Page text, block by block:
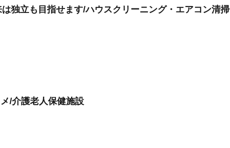
独立も目指せます/ハウスクリーニング・エアコン清掃
/介護老人保健施設